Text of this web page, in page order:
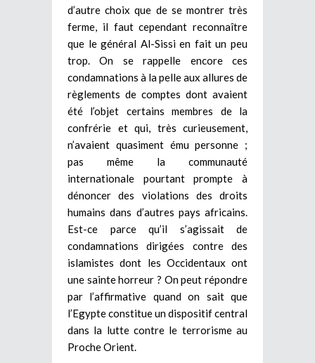
d’autre choix que de se montrer très
ferme, il faut cependant reconnaître
que le général Al-Sissi en fait un peu
trop. On se rappelle encore ces
condamnations à la pelle aux allures de
règlements de comptes dont avaient
été l’objet certains membres de la
confrérie et qui, très curieusement,
n’avaient quasiment ému personne ;
pas même la communauté
internationale pourtant prompte à
dénoncer des violations des droits
humains dans d’autres pays africains.
Est-ce parce qu’il s’agissait de
condamnations dirigées contre des
islamistes dont les Occidentaux ont
une sainte horreur ? On peut répondre
par l’affirmative quand on sait que
l’Egypte constitue un dispositif central
dans la lutte contre le terrorisme au
Proche Orient.